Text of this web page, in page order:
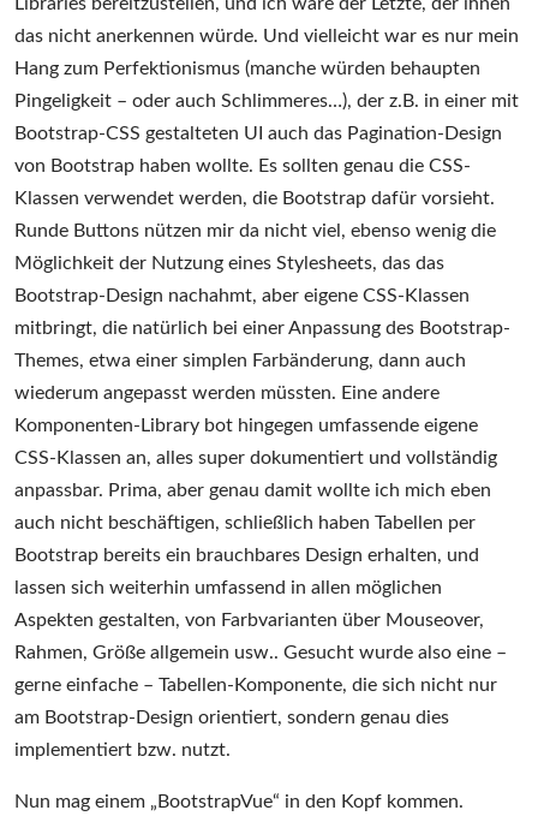
Libraries bereitzustellen, und ich wäre der Letzte, der ihnen
das nicht anerkennen würde. Und vielleicht war es nur mein
Hang zum Perfektionismus (manche würden behaupten
Pingeligkeit – oder auch Schlimmeres…), der z.B. in einer mit
Bootstrap-CSS gestalteten UI auch das Pagination-Design
von Bootstrap haben wollte. Es sollten genau die CSS-
Klassen verwendet werden, die Bootstrap dafür vorsieht.
Runde Buttons nützen mir da nicht viel, ebenso wenig die
Möglichkeit der Nutzung eines Stylesheets, das das
Bootstrap-Design nachahmt, aber eigene CSS-Klassen
mitbringt, die natürlich bei einer Anpassung des Bootstrap-
Themes, etwa einer simplen Farbänderung, dann auch
wiederum angepasst werden müssten. Eine andere
Komponenten-Library bot hingegen umfassende eigene
CSS-Klassen an, alles super dokumentiert und vollständig
anpassbar. Prima, aber genau damit wollte ich mich eben
auch nicht beschäftigen, schließlich haben Tabellen per
Bootstrap bereits ein brauchbares Design erhalten, und
lassen sich weiterhin umfassend in allen möglichen
Aspekten gestalten, von Farbvarianten über Mouseover,
Rahmen, Größe allgemein usw.. Gesucht wurde also eine –
gerne einfache – Tabellen-Komponente, die sich nicht nur
am Bootstrap-Design orientiert, sondern genau dies
implementiert bzw. nutzt.
Nun mag einem „BootstrapVue“ in den Kopf kommen.